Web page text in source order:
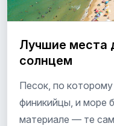
Лучшие места
солнцем
Песок, по
финикийцы, и море
материале — те